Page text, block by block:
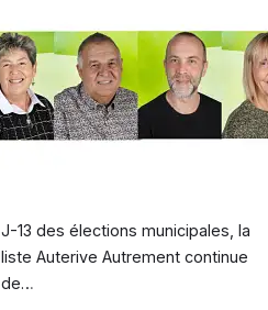
J-13 des élections municipales, la
liste Auterive Autrement continue
de…